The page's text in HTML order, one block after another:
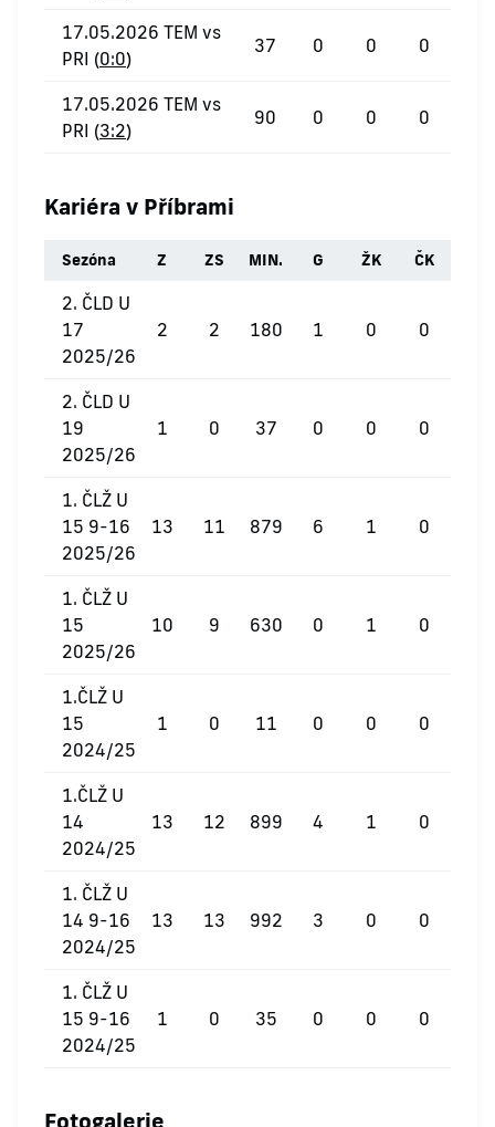
17.05.2026 TEM vs
PRI (0:0)
37 0 0 0
17.05.2026 TEM vs
PRI (3:2)
90 0 0 0
Kariéra v Příbrami
Sezóna Z ZS MIN. G ŽK ČK
2. ČLD U
17
2025/26
2 2 180 1 0 0
2. ČLD U
19
2025/26
1 0 37 0 0 0
1. ČLŽ U
15 9-16
2025/26
13 11 879 6 1 0
1. ČLŽ U
15
2025/26
10 9 630 0 1 0
1.ČLŽ U
15
2024/25
1 0 11 0 0 0
1.ČLŽ U
14
2024/25
13 12 899 4 1 0
1. ČLŽ U
14 9-16
2024/25
13 13 992 3 0 0
1. ČLŽ U
15 9-16
2024/25
1 0 35 0 0 0
Fotogalerie